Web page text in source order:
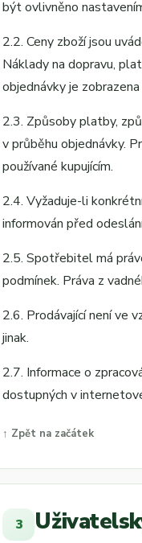
být ovlivněno
2.2. Ceny zboží jsou
Náklady na dopravu,
objednávky je
2.3. Způsoby platby,
v průběhu objednávky.
používané kupujícím.
2.4. Vyžaduje-li
informován před
2.5. Spotřebitel má
podmínek. Práva z
2.6. Prodávající není ve
jinak.
2.7. Informace o
dostupných v
↑ Zpět na začátek
3